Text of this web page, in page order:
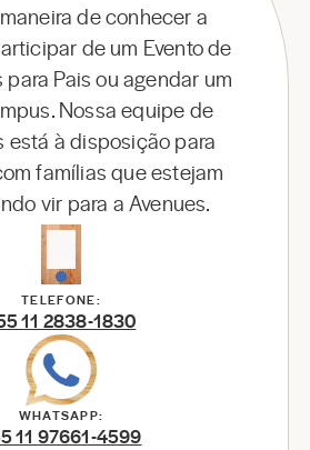
de conhecer a
de um Evento de
Pais ou agendar um
Nossa equipe de
está à disposição para
famílias que estejam
vir para a Avenues.
TELEFONE:
11 2838-1830
WHATSAPP:
11 97661-4599